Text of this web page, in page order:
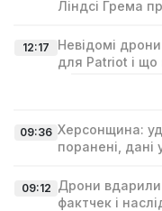
Ліндсі Гремa
12:17
Невідомі
для Patriot і що
09:36 Херсонщина:
поранені,
09:12 Дрони
фактчек і